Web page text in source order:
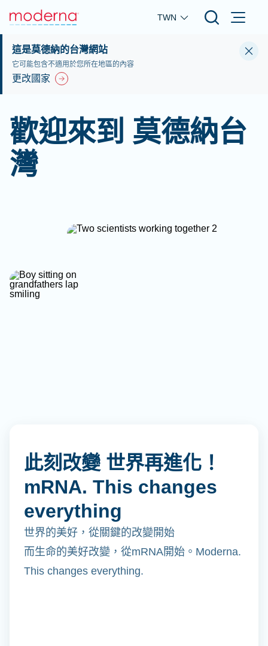
Skip to main content
TWN
這是莫德納的台灣網站
它可能包含不適用於您所在地區的內容
更改國家
歡迎來到 莫德納台
灣
此刻改變 世界再進化！
mRNA. This changes
everything
世界的美好，從關鍵的改變開始
而生命的美好改變，從mRNA開始。Moderna.
This changes everything.